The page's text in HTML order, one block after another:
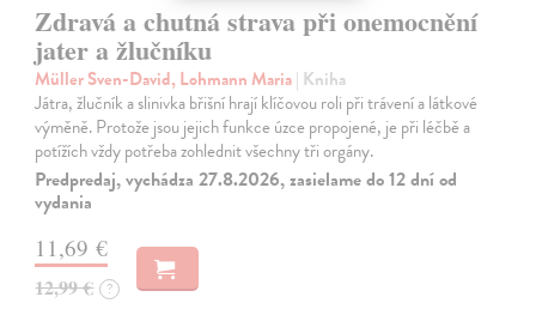
Zdravá a chutná strava při onemocnění
jater a žlučníku
Müller Sven-David, Lohmann Maria| Kniha
Játra, žlučník a slinivka břišní hrají klíčovou roli při trávení a látkové
výměně. Protože jsou jejich funkce úzce propojené, je při léčbě a
potížích vždy potřeba zohlednit všechny tři orgány.
Predpredaj, vychádza 27.8.2026, zasielame do 12 dní od
vydania
11,69 €
12,99 € ?